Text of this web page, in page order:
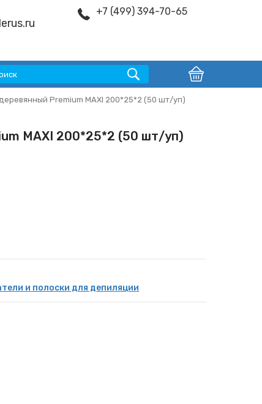
+7 (499) 394-70-65
Premium MAXI 200*25*2 (50 шт/уп)
MAXI 200*25*2 (50 шт/уп)
и полоски для депиляции